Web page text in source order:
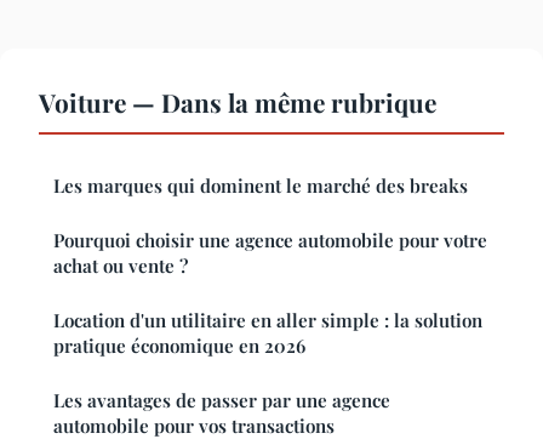
Voiture — Dans la même rubrique
Les marques qui dominent le marché des breaks
Pourquoi choisir une agence automobile pour votre
achat ou vente ?
Location d'un utilitaire en aller simple : la solution
pratique économique en 2026
Les avantages de passer par une agence
automobile pour vos transactions